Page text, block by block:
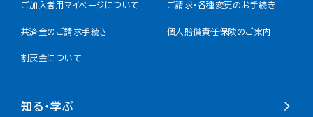
ご加入者用マイページについて ご請求・各種変更のお手続き
共済金のご請求手続き 個人賠償責任保険のご案内
割戻金について​
知る・学ぶ